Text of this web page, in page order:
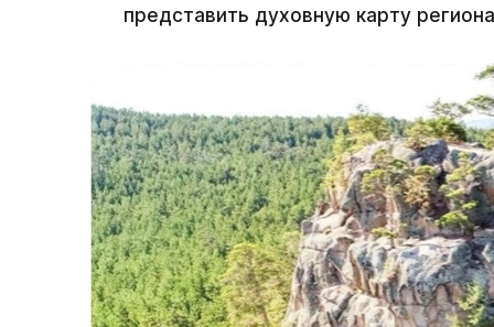
представить духовную карту